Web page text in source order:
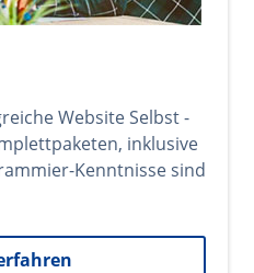
Website Selbst -
inklusive
Kenntnisse sind